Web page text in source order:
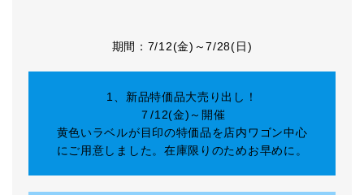
期間：7/12(金)～7/28(日)
1、新品特価品大売り出し！
７/12(金)～開催
黄色いラベルが目印の特価品を店内ワゴン中心
にご用意しました。在庫限りのためお早めに。